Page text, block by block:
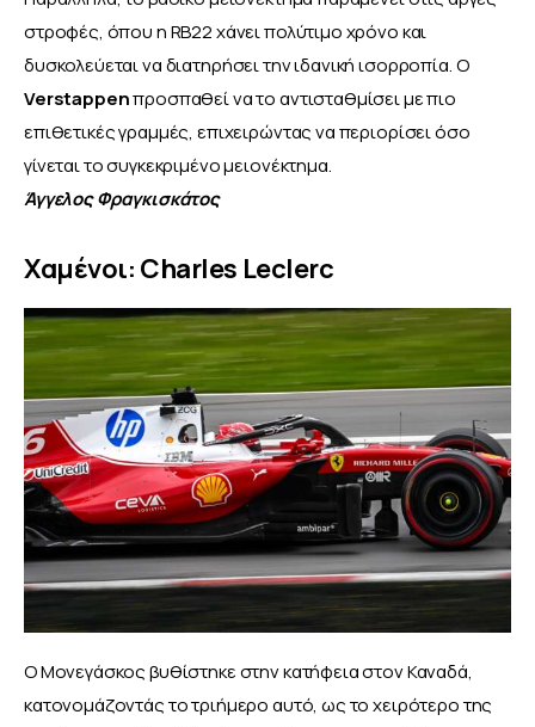
στροφές, όπου η RB22 χάνει πολύτιμο χρόνο και
δυσκολεύεται να διατηρήσει την ιδανική ισορροπία. Ο
Verstappen προσπαθεί να το αντισταθμίσει με πιο
επιθετικές γραμμές, επιχειρώντας να περιορίσει όσο
γίνεται το συγκεκριμένο μειονέκτημα.
Άγγελος Φραγκισκάτος
Χαμένοι: Charles Leclerc
Ο Μονεγάσκος βυθίστηκε στην κατήφεια στον Καναδά,
κατονομάζοντάς το τριήμερο αυτό, ως το χειρότερο της